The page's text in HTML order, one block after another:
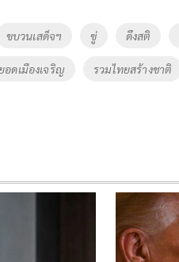
ขบวนเสด็จฯ ขู่ ดึงสติ
ดเมืองเจริญ รวมไทยสร้างชาติ